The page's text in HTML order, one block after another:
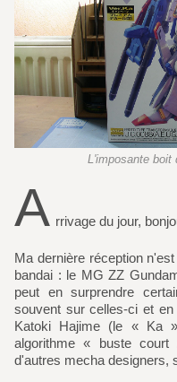
L'imposante boit
A rrivage du jour,
Ma dernière réception
bandai : le MG ZZ
peut en surprendre
souvent sur celles-ci et
Katoki Hajime (le « Ka
algorithme « buste
d'autres mecha designers,